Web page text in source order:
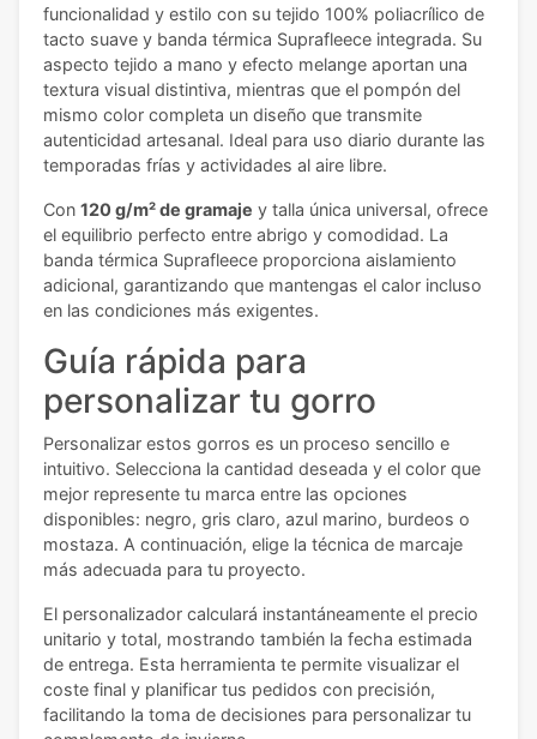
funcionalidad y estilo con su tejido 100% poliacrílico de
tacto suave y banda térmica Suprafleece integrada. Su
aspecto tejido a mano y efecto melange aportan una
textura visual distintiva, mientras que el pompón del
mismo color completa un diseño que transmite
autenticidad artesanal. Ideal para uso diario durante las
temporadas frías y actividades al aire libre.
Con 120 g/m² de gramaje y talla única universal, ofrece
el equilibrio perfecto entre abrigo y comodidad. La
banda térmica Suprafleece proporciona aislamiento
adicional, garantizando que mantengas el calor incluso
en las condiciones más exigentes.
Guía rápida para
personalizar tu gorro
Personalizar estos gorros es un proceso sencillo e
intuitivo. Selecciona la cantidad deseada y el color que
mejor represente tu marca entre las opciones
disponibles: negro, gris claro, azul marino, burdeos o
mostaza. A continuación, elige la técnica de marcaje
más adecuada para tu proyecto.
El personalizador calculará instantáneamente el precio
unitario y total, mostrando también la fecha estimada
de entrega. Esta herramienta te permite visualizar el
coste final y planificar tus pedidos con precisión,
facilitando la toma de decisiones para personalizar tu